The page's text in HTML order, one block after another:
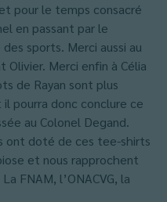
pour le temps consacré
en passant par le
sports. Merci aussi au
Olivier. Merci enfin à Célia
de Rayan sont plus
pourra donc conclure ce
au Colonel Degand.
ont doté de ces tee-shirts
et nous rapprochent
FNAM, l’ONACVG, la